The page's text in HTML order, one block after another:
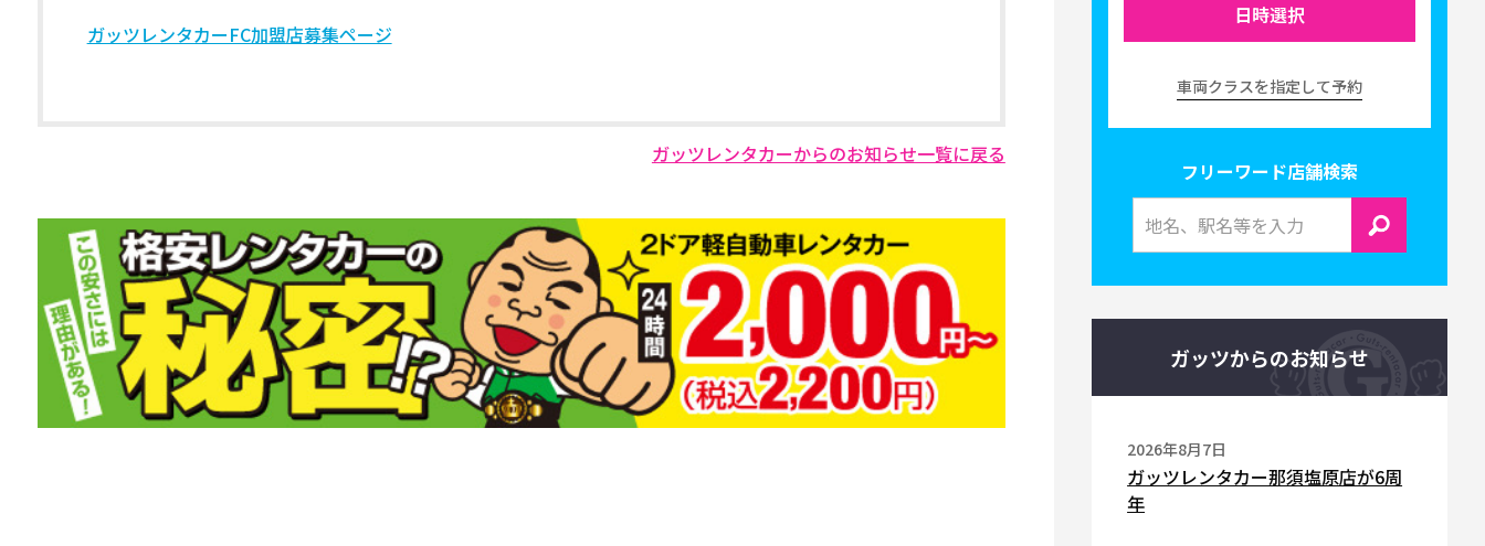
ガッツレンタカーFC加盟店募集ページ
ガッツレンタカーからのお知らせ一覧に戻る
日時選択
車両クラスを指定して予約
フリーワード店舗検索
ガッツからのお知らせ
2026年8月7日
ガッツレンタカー那須塩原店が6周
年